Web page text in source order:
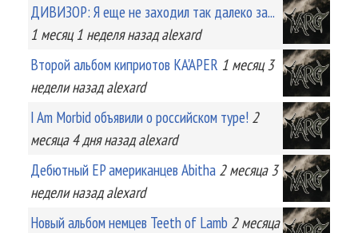
ДИВИЗОР: Я еще не заходил так далеко за...
1 месяц 1 неделяназад alexard
Второй альбом киприотов KA'APER 1 месяц 3
неделиназад alexard
I Am Morbid объявили о российском туре! 2
месяца 4 дняназад alexard
Дебютный EP американцев Abitha 2 месяца 3
неделиназад alexard
Новый альбом немцев Teeth of Lamb 2 месяца